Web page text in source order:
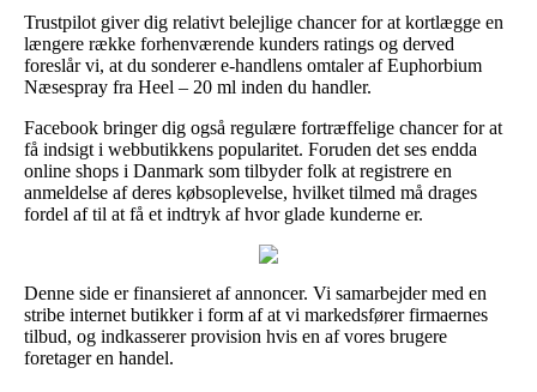
Trustpilot giver dig relativt belejlige chancer for at kortlægge en
længere række forhenværende kunders ratings og derved
foreslår vi, at du sonderer e-handlens omtaler af Euphorbium
Næsespray fra Heel – 20 ml inden du handler.
Facebook bringer dig også regulære fortræffelige chancer for at
få indsigt i webbutikkens popularitet. Foruden det ses endda
online shops i Danmark som tilbyder folk at registrere en
anmeldelse af deres købsoplevelse, hvilket tilmed må drages
fordel af til at få et indtryk af hvor glade kunderne er.
Denne side er finansieret af annoncer. Vi samarbejder med en
stribe internet butikker i form af at vi markedsfører firmaernes
tilbud, og indkasserer provision hvis en af vores brugere
foretager en handel.